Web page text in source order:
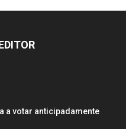
a votar anticipadamente